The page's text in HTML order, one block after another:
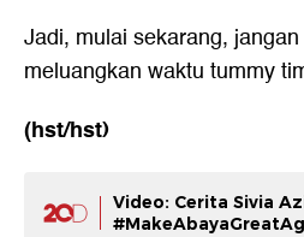
Jadi, mulai sekarang,
meluangkan waktu tummy
(hst/hst)
Video: Cerita Sivia